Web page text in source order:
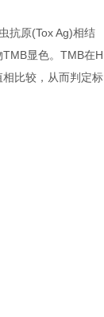
抗原(Tox Ag)相结
显色。TMB在H
比较，从而判定标